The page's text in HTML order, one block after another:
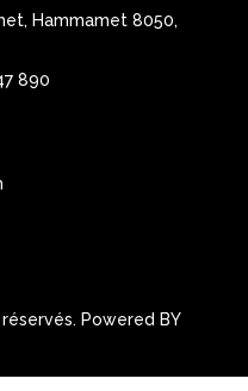
Hammamet 8050,
890
Powered BY